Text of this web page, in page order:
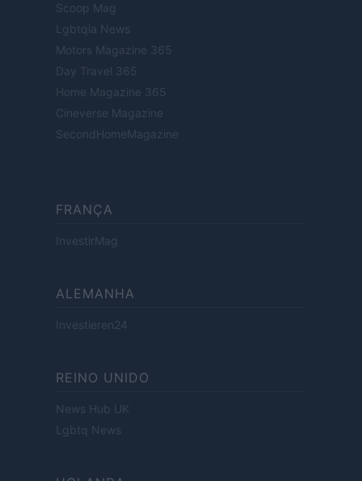
Scoop Mag
Lgbtqia News
Motors Magazine 365
Day Travel 365
Home Magazine 365
Cineverse Magazine
SecondHomeMagazine
FRANÇA
InvestirMag
ALEMANHA
Investieren24
REINO UNIDO
News Hub UK
Lgbtq News